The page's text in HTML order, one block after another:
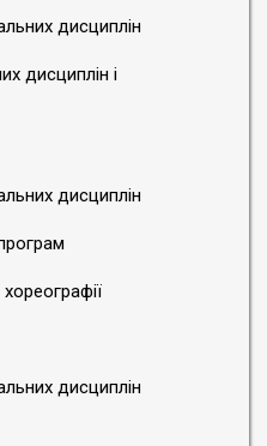
дисциплін
дисциплін і
дисциплін
дисциплін